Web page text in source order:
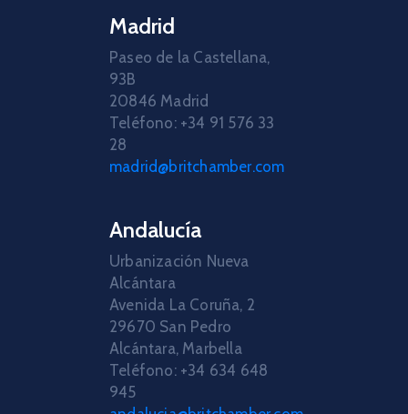
Madrid
Paseo de la Castellana,
93B
20846 Madrid
Teléfono: +34 91 576 33
28
madrid@britchamber.com
Andalucía
Urbanización Nueva
Alcántara
Avenida La Coruña, 2
29670 San Pedro
Alcántara, Marbella
Teléfono: +34 634 648
945